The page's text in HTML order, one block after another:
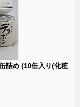
詰め (10缶入り(化粧